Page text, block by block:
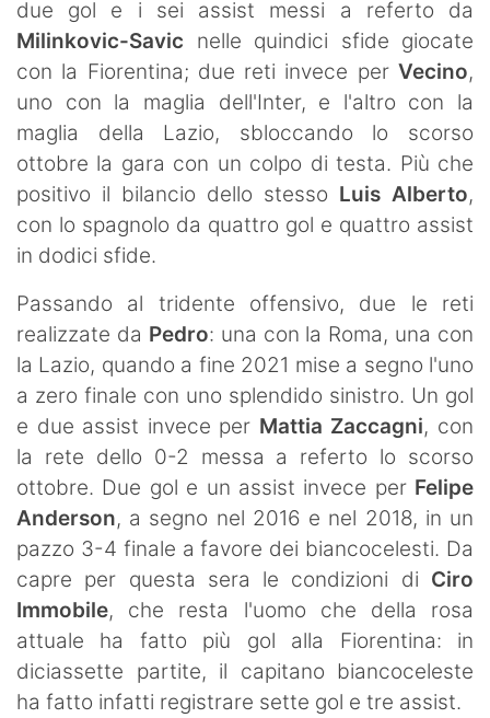
due gol e i sei assist messi a referto da
Milinkovic-Savic nelle quindici sfide giocate
con la Fiorentina; due reti invece per Vecino,
uno con la maglia dell'Inter, e l'altro con la
maglia della Lazio, sbloccando lo scorso
ottobre la gara con un colpo di testa. Più che
positivo il bilancio dello stesso Luis Alberto,
con lo spagnolo da quattro gol e quattro assist
in dodici sfide.
Passando al tridente offensivo, due le reti
realizzate da Pedro: una con la Roma, una con
la Lazio, quando a fine 2021 mise a segno l'uno
a zero finale con uno splendido sinistro. Un gol
e due assist invece per Mattia Zaccagni, con
la rete dello 0-2 messa a referto lo scorso
ottobre. Due gol e un assist invece per Felipe
Anderson, a segno nel 2016 e nel 2018, in un
pazzo 3-4 finale a favore dei biancocelesti. Da
capre per questa sera le condizioni di Ciro
Immobile, che resta l'uomo che della rosa
attuale ha fatto più gol alla Fiorentina: in
diciassette partite, il capitano biancoceleste
ha fatto infatti registrare sette gol e tre assist.